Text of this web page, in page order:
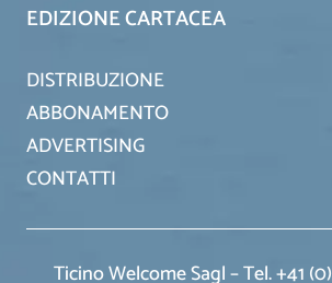
EDIZIONE CARTACEA
DISTRIBUZIONE
ABBONAMENTO
ADVERTISING
CONTATTI
Ticino Welcome Sagl – Tel. +41